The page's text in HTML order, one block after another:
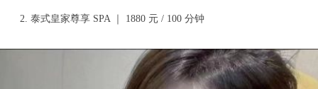
2. 泰式皇家尊享 SPA ｜ 1880 元 / 100 分钟